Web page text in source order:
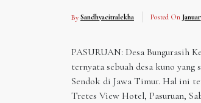
By Sandhyacitralekha Posted On
PASURUAN: Desa Bungurasih
ternyata sebuah desa kuno yang
Sendok di Jawa Timur. Hal ini
Tretes View Hotel, Pasuruan,